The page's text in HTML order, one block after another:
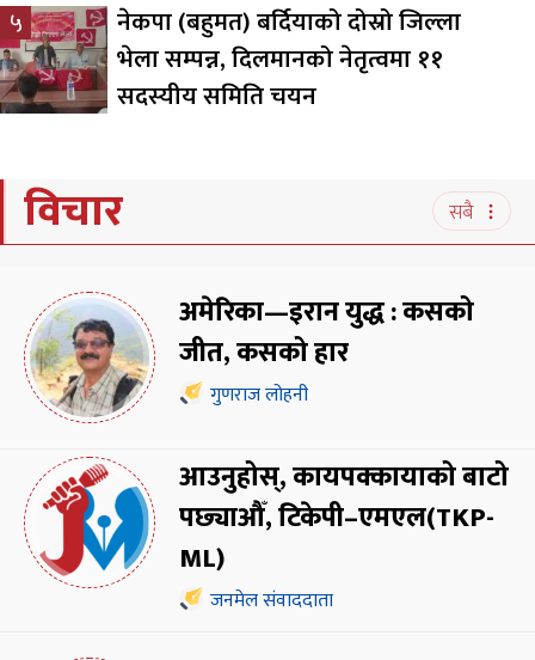
५
नेकपा (बहुमत) बर्दियाको दोस्रो जिल्ला
भेला सम्पन्न, दिलमानको नेतृत्वमा ११
सदस्यीय समिति चयन
विचार सबै
अमेरिका—इरान युद्ध : कसको
जीत, कसको हार
गुणराज लोहनी
आउनुहोस्, कायपक्कायाको बाटो
पछ्याऔँ, टिकेपी–एमएल(TKP-
ML)
जनमेल संवाददाता